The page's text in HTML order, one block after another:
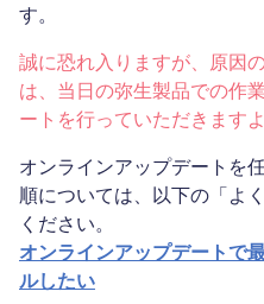
す。
誠に恐れ入りますが、原因
は、当日の弥生製品での作
ートを行っていただきます
オンラインアップデートを
順については、以下の「よ
ください。
オンラインアップデートで
ルしたい